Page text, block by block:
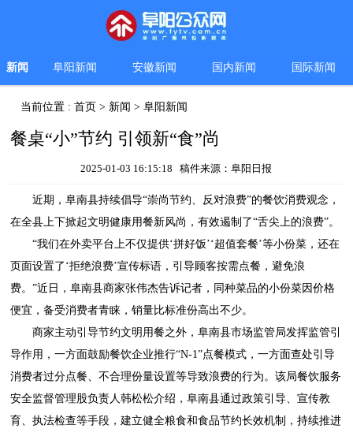
新闻 阜阳新闻 安徽新闻 国内新闻 国际新闻
当前位置 :首页 > 新闻 >阜阳新闻
餐桌“小”节约 引领新“食”尚
2025-01-03 16:15:18 稿件来源：阜阳日报
近期，阜南县持续倡导“崇尚节约、反对浪费”的餐饮消费观念，
在全县上下掀起文明健康用餐新风尚，有效遏制了“舌尖上的浪费”。
“我们在外卖平台上不仅提供‘拼好饭’‘超值套餐’等小份菜，还在
页面设置了‘拒绝浪费’宣传标语，引导顾客按需点餐，避免浪
费。”近日，阜南县商家张伟杰告诉记者，同种菜品的小份菜因价格
便宜，备受消费者青睐，销量比标准份高出不少。
商家主动引导节约文明用餐之外，阜南县市场监管局发挥监管引
导作用，一方面鼓励餐饮企业推行“N-1”点餐模式，一方面查处引导
消费者过分点餐、不合理份量设置等导致浪费的行为。该局餐饮服务
安全监督管理股负责人韩松松介绍，阜南县通过政策引导、宣传教
育、执法检查等手段，建立健全粮食和食品节约长效机制，持续推进